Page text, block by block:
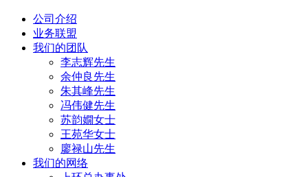
公司介绍
业务联盟
我们的团队
李志辉先生
余仲良先生
朱其峰先生
冯伟健先生
苏韵嫺女士
王苑华女士
廖禄山先生
我们的网络